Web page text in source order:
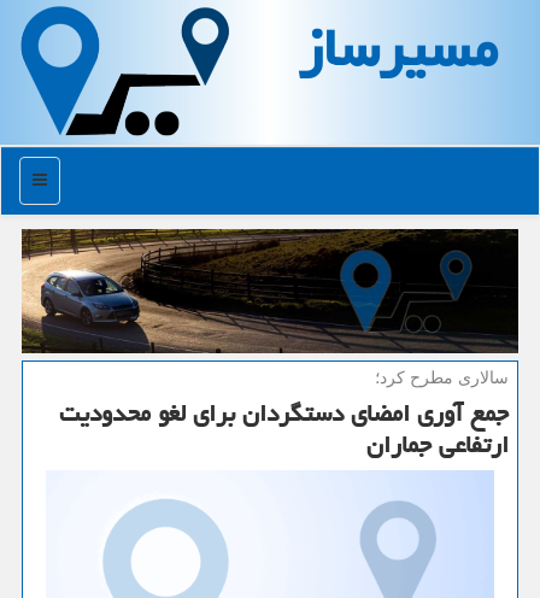
مسیرساز
منو
سالاری مطرح كرد؛
جمع آوری امضای دستگردان برای لغو محدودیت
ارتفاعی جماران